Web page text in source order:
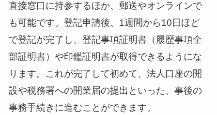
直接窓口に持参するほか、郵送やオンラインで
も可能です。登記申請後、1週間から10日ほど
で登記が完了し、登記事項証明書（履歴事項全
部証明書）や印鑑証明書が取得できるようにな
ります。これが完了して初めて、法人口座の開
設や税務署への開業届の提出といった、事後の
事務手続きに進むことができます。